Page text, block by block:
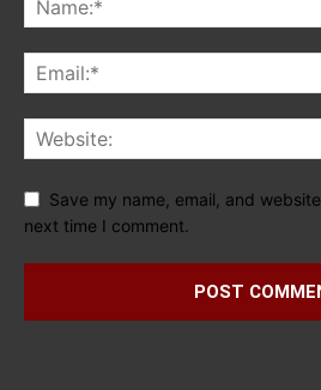
Save my name, email, and
next time I comment.